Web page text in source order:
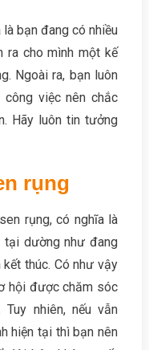
bạn đang có nhiều
ra cho mình một kế
Ngoài ra, bạn luôn
việc nên chắc
Hãy luôn tin tưởng
rụng
rụng, có nghĩa là
tại dường như đang
thúc. Có như vậy
hội được chăm sóc
nhiên, nếu vẫn
hiện tại thì bạn nên